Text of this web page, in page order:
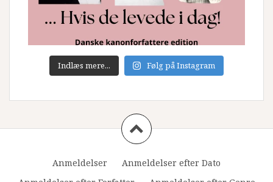
Indlæs mere... Følg på Instagram
Anmeldelser
Anmeldelser efter Dato